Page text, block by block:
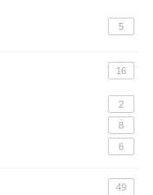
5
16
2
8
6
49